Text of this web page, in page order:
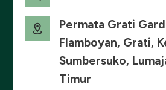
Permata Grati
Flamboyan, Grati,
Sumbersuko,
Timur